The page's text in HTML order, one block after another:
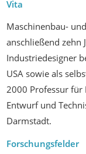
Vita
Maschinenbau-
anschließend zehn
Industriedesigner
USA sowie als
2000 Professur für
Entwurf und
Darmstadt.
Forschungsfelder